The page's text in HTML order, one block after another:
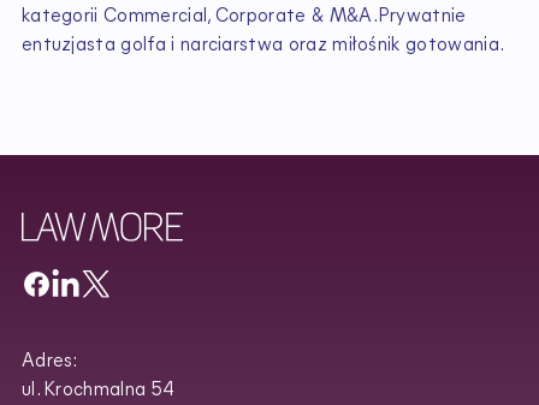
kategorii Commercial, Corporate & M&A.Prywatnie
entuzjasta golfa i narciarstwa oraz miłośnik gotowania.
Adres:
ul. Krochmalna 54